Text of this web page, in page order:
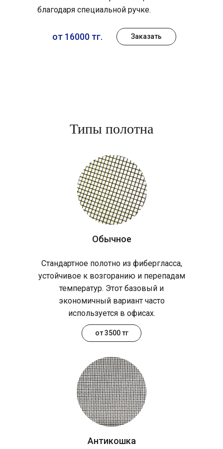
от 16000 тг. Заказать
благодаря специальной ручке.
Типы полотна
Обычное
Антикошка
Стандартное полотно из фибергласса,
устойчивое к возгоранию и перепадам
температур. Этот базовый и
экономичный вариант часто
используется в офисах.
от 3500 тг